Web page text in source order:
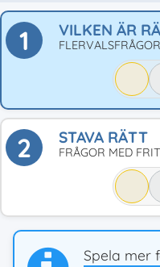
1 VILKEN ÄR
FLERVALSFRÅGOR
2 STAVA RÄTT
FRÅGOR MED
Spela mer